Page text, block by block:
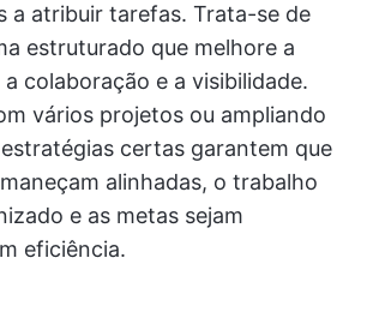
a atribuir tarefas. Trata-se de
estruturado que melhore a
colaboração e a visibilidade.
vários projetos ou ampliando
certas garantem que
alinhadas, o trabalho
e as metas sejam
eficiência.